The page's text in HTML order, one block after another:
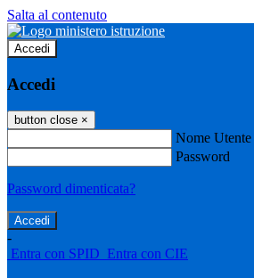
Salta al contenuto
Accedi
Accedi
button close ×
Nome Utente
Password
Password dimenticata?
-
Entra con SPID Entra con CIE